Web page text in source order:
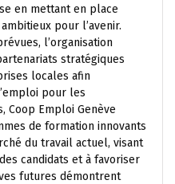
en mettant en place
pour l’avenir.
l’organisation
stratégiques
locales afin
pour les
Coop Emploi Genève
de formation innovants
du travail actuel, visant
candidats et à favoriser
futures démontrent